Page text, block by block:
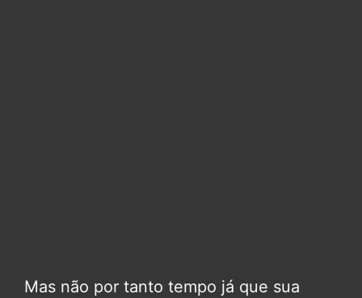
Mas não por tanto tempo já que sua